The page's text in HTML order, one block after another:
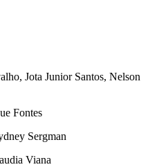
Jota Junior Santos, Nelson
Fontes
Sergman
Viana